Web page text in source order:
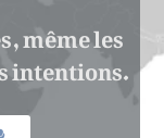
même les
intentions.